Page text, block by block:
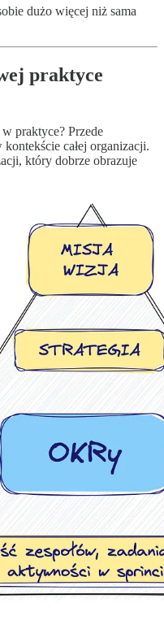
dużo więcej niż sama
praktyce
praktyce? Przede
całej organizacji.
który dobrze obrazuje